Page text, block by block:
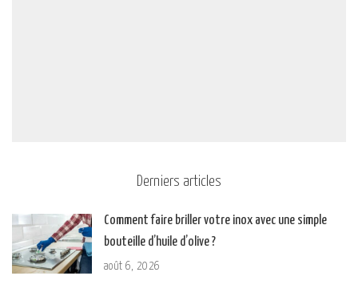
Derniers articles
Comment faire briller votre inox avec une simple
bouteille d’huile d’olive ?
août 6, 2026